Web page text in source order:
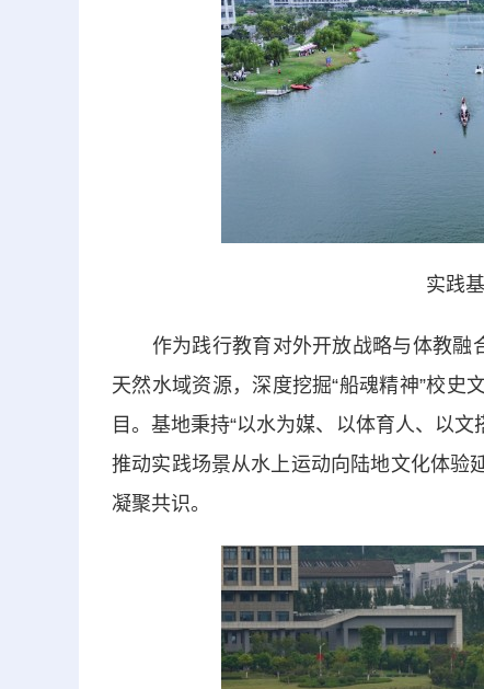
实践
作为践行教育对外开放战略与体教融合
天然水域资源，深度挖掘“船魂精神”校史
目。基地秉持“以水为媒、以体育人、以文
推动实践场景从水上运动向陆地文化体验
凝聚共识。